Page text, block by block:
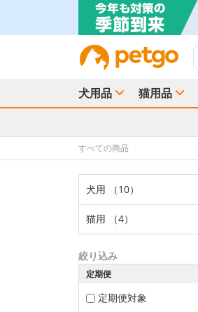
犬用品 猫用品
すべての商品
犬用 （10）
猫用 （4）
絞り込み
定期便
定期便対象